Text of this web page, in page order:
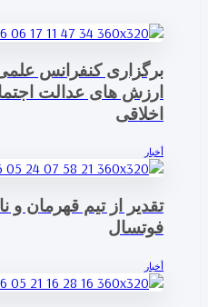
برگزاری کنفرانس
ارزش های عدالت
اخلاقی
أخبار
تقدیر از تیم قهرمان و
فوتسال
أخبار